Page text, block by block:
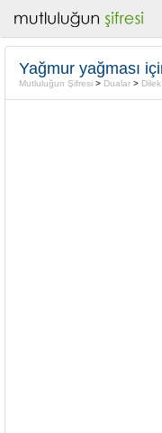
Yağmur yağması
Mutluluğun Şifresi > Dualar >